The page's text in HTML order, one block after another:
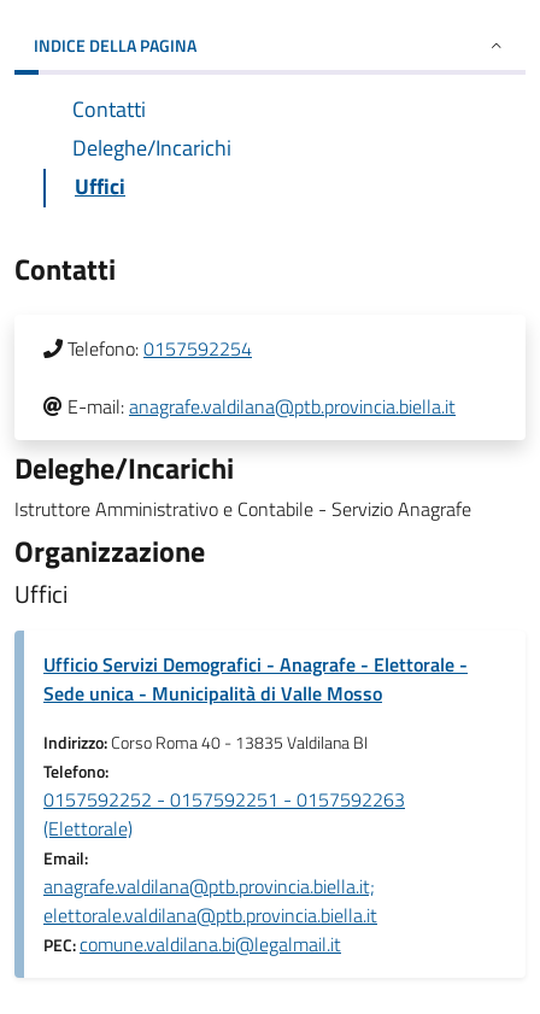
INDICE DELLA PAGINA
Contatti
Deleghe/Incarichi
Uffici
Contatti
Telefono:0157592254
E-mail:anagrafe.valdilana@ptb.provincia.biella.it
Deleghe/Incarichi
Istruttore Amministrativo e Contabile - Servizio Anagrafe
Organizzazione
Uffici
Ufficio Servizi Demografici - Anagrafe - Elettorale -
Sede unica - Municipalità di Valle Mosso
Indirizzo:Corso Roma 40 - 13835 Valdilana BI
Telefono:
0157592252 - 0157592251 - 0157592263
(Elettorale)
Email:
anagrafe.valdilana@ptb.provincia.biella.it;
elettorale.valdilana@ptb.provincia.biella.it
PEC:comune.valdilana.bi@legalmail.it